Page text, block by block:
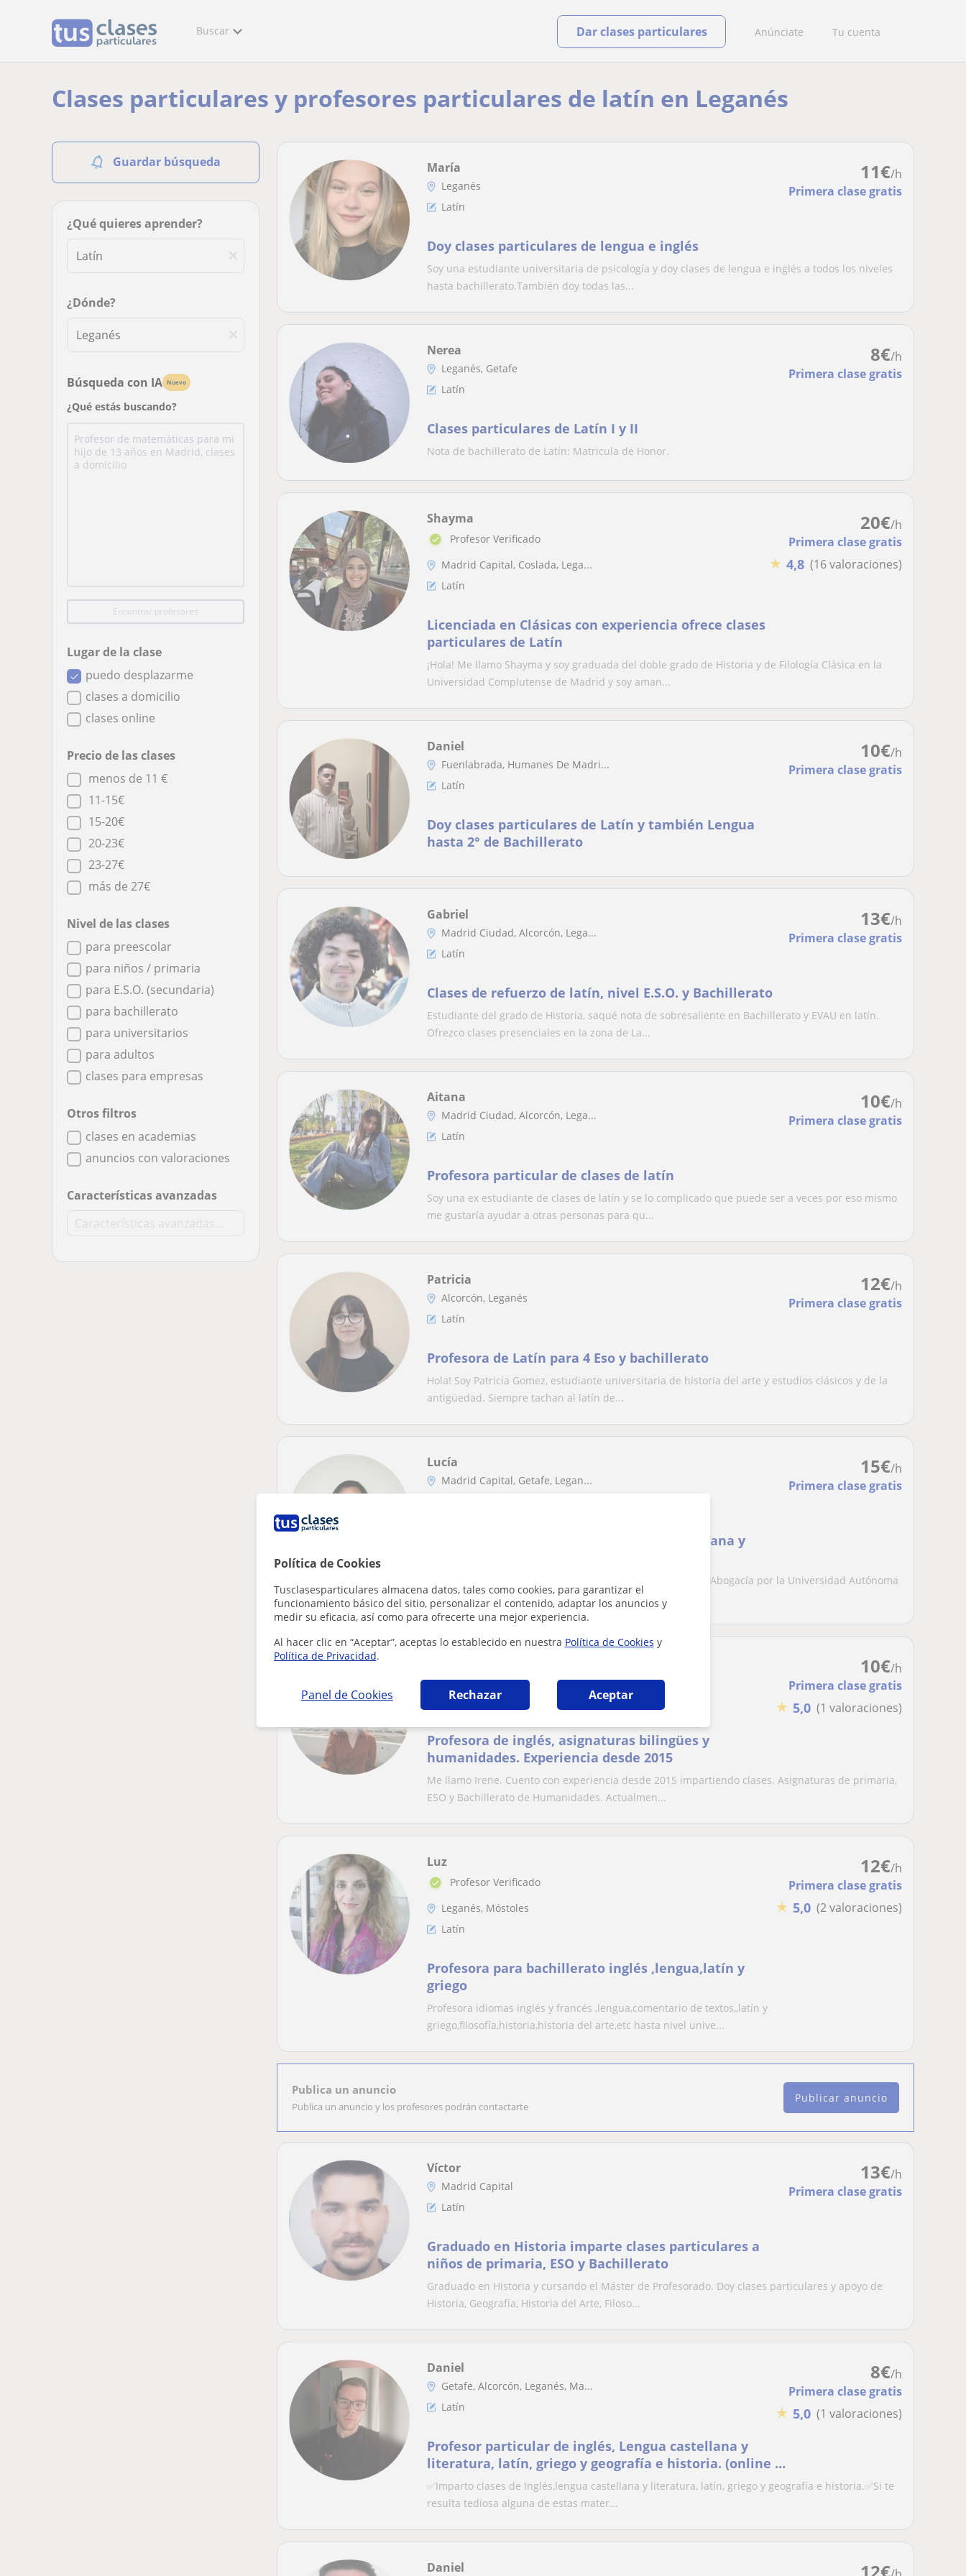
Política de Cookies
Tusclasesparticulares almacena datos, tales como cookies, para garantizar el
funcionamiento básico del sitio, personalizar el contenido, adaptar los anuncios y
medir su eficacia, así como para ofrecerte una mejor experiencia.
Al hacer clic en “Aceptar”, aceptas lo establecido en nuestra Política de Cookies y
Política de Privacidad.
Panel de Cookies Rechazar Aceptar
Buscar Anúnciate Tu cuenta
Dar clases particulares
Clases particulares y profesores particulares de latín en Leganés
Guardar búsqueda
¿Qué quieres aprender?
¿Dónde?
Búsqueda con IA Nuevo
¿Qué estás buscando?
Encontrar profesores
Lugar de la clase
puedo desplazarme
clases a domicilio
clases online
Precio de las clases
menos de 11 €
11-15€
15-20€
20-23€
23-27€
más de 27€
Nivel de las clases
para preescolar
para niños / primaria
para E.S.O. (secundaria)
para bachillerato
para universitarios
para adultos
clases para empresas
Otros filtros
clases en academias
anuncios con valoraciones
Características avanzadas
11€/h
Primera clase gratis
María
Leganés
Latín
Doy clases particulares de lengua e inglés
Soy una estudiante universitaria de psicología y doy clases de lengua e inglés a todos los niveles
hasta bachillerato.También doy todas las...
8€/h
Primera clase gratis
Nerea
Leganés, Getafe
Latín
Clases particulares de Latín I y II
Nota de bachillerato de Latín: Matricula de Honor.
20€/h
Primera clase gratis
★ 4,8 (16 valoraciones)
Shayma
Profesor Verificado
Madrid Capital, Coslada, Lega...
Latín
Licenciada en Clásicas con experiencia ofrece clases
particulares de Latín
¡Hola! Me llamo Shayma y soy graduada del doble grado de Historia y de Filología Clásica en la
Universidad Complutense de Madrid y soy aman...
10€/h
Primera clase gratis
Daniel
Fuenlabrada, Humanes De Madri...
Latín
Doy clases particulares de Latín y también Lengua
hasta 2° de Bachillerato
13€/h
Primera clase gratis
Gabriel
Madrid Ciudad, Alcorcón, Lega...
Latín
Clases de refuerzo de latín, nivel E.S.O. y Bachillerato
Estudiante del grado de Historia, saqué nota de sobresaliente en Bachillerato y EVAU en latín.
Ofrezco clases presenciales en la zona de La...
10€/h
Primera clase gratis
Aitana
Madrid Ciudad, Alcorcón, Lega...
Latín
Profesora particular de clases de latín
Soy una ex estudiante de clases de latín y se lo complicado que puede ser a veces por eso mismo
me gustaría ayudar a otras personas para qu...
12€/h
Primera clase gratis
Patricia
Alcorcón, Leganés
Latín
Profesora de Latín para 4 Eso y bachillerato
Hola! Soy Patricia Gomez, estudiante universitaria de historia del arte y estudios clásicos y de la
antigüedad. Siempre tachan al latín de...
15€/h
Primera clase gratis
Lucía
Madrid Capital, Getafe, Legan...
Clases particulares de Latín, Lengua Castellana y
Abogada en ejercicio. Titulada en el Máster de Acceso a la Abogacía por la Universidad Autónoma
de Madrid, graduada en Derecho y Ciencias P...
10€/h
Primera clase gratis
★ 5,0 (1 valoraciones)
Leganés
Latín
Profesora de inglés, asignaturas bilingües y
humanidades. Experiencia desde 2015
Me llamo Irene. Cuento con experiencia desde 2015 impartiendo clases. Asignaturas de primaria,
ESO y Bachillerato de Humanidades. Actualmen...
12€/h
Primera clase gratis
★ 5,0 (2 valoraciones)
Luz
Profesor Verificado
Leganés, Móstoles
Latín
Profesora para bachillerato inglés ,lengua,latín y
griego
Profesora idiomas inglés y francés ,lengua,comentario de textos,,latín y
griego,filosofía,historia,historia del arte,etc hasta nivel unive...
Publica un anuncio
Publica un anuncio y los profesores podrán contactarte
Publicar anuncio
13€/h
Primera clase gratis
Víctor
Madrid Capital
Latín
Graduado en Historia imparte clases particulares a
niños de primaria, ESO y Bachillerato
Graduado en Historia y cursando el Máster de Profesorado. Doy clases particulares y apoyo de
Historia, Geografía, Historia del Arte, Filoso...
8€/h
Primera clase gratis
★ 5,0 (1 valoraciones)
Daniel
Getafe, Alcorcón, Leganés, Ma...
Latín
Profesor particular de inglés, Lengua castellana y
literatura, latín, griego y geografía e historia. (online o
presencial) (disponible la opción de movilidad
geográfica)
✅Imparto clases de Inglés,lengua castellana y literatura, latín, griego y geografía e historia.✅Si te
resulta tediosa alguna de estas mater...
Daniel